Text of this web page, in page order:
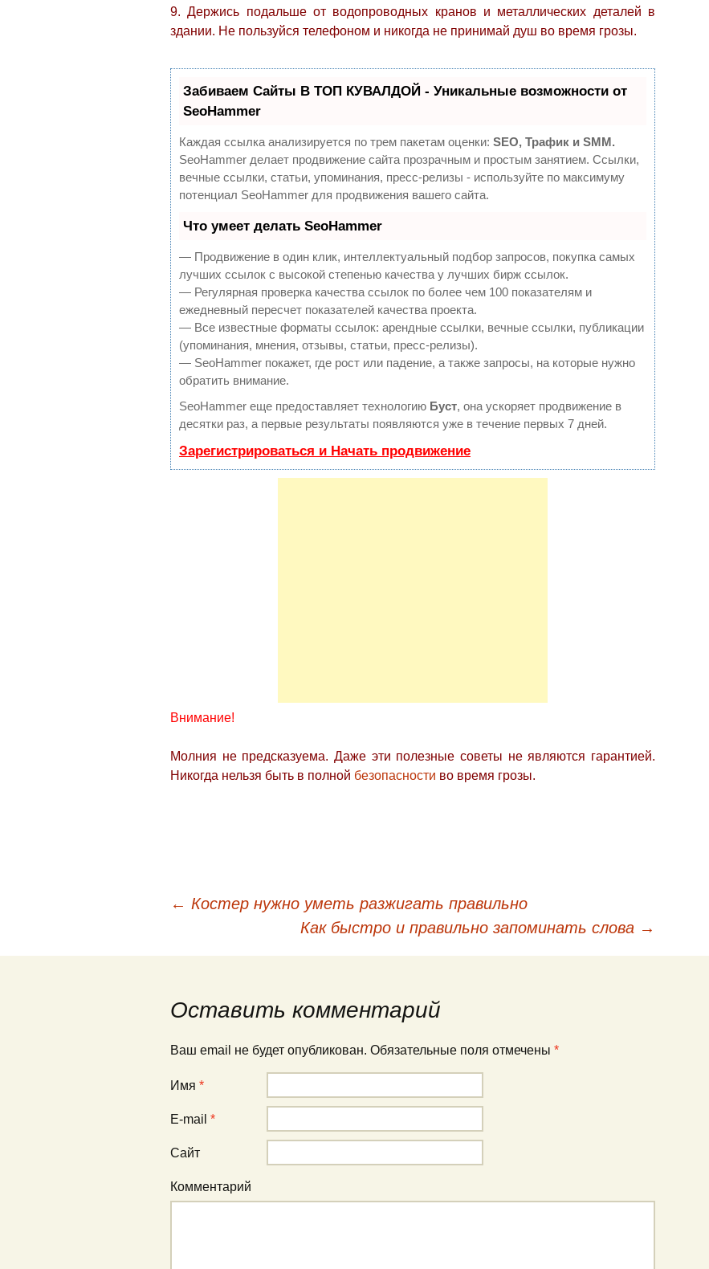
9. Держись подальше от водопроводных кранов и металлических деталей в
здании. Не пользуйся телефоном и никогда не принимай душ во время грозы.
Забиваем Сайты В ТОП КУВАЛДОЙ - Уникальные возможности от
SeoHammer
Каждая ссылка анализируется по трем пакетам оценки: SEO, Трафик и SMM.
SeoHammer делает продвижение сайта прозрачным и простым занятием. Ссылки,
вечные ссылки, статьи, упоминания, пресс-релизы - используйте по максимуму
потенциал SeoHammer для продвижения вашего сайта.
Что умеет делать SeoHammer
— Продвижение в один клик, интеллектуальный подбор запросов, покупка самых
лучших ссылок с высокой степенью качества у лучших бирж ссылок.
— Регулярная проверка качества ссылок по более чем 100 показателям и
ежедневный пересчет показателей качества проекта.
— Все известные форматы ссылок: арендные ссылки, вечные ссылки, публикации
(упоминания, мнения, отзывы, статьи, пресс-релизы).
— SeoHammer покажет, где рост или падение, а также запросы, на которые нужно
обратить внимание.
SeoHammer еще предоставляет технологию Буст, она ускоряет продвижение в
десятки раз, а первые результаты появляются уже в течение первых 7 дней.
Зарегистрироваться и Начать продвижение
Внимание!
Молния не предсказуема. Даже эти полезные советы не являются гарантией.
Никогда нельзя быть в полной безопасности во время грозы.
Навигация по публикации
← Костер нужно уметь разжигать правильно
Как быстро и правильно запоминать слова →
Оставить комментарий
Ваш email не будет опубликован. Обязательные поля отмечены *
Имя *
E-mail *
Сайт
Комментарий